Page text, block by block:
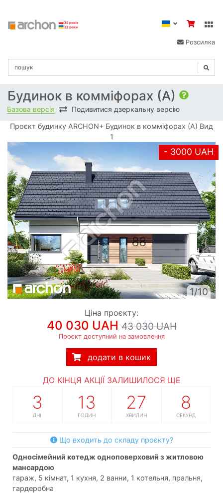
Розсилка
Будинок в комміфорах (А)
Базова версія Подивитися дзеркальну версію
Проєкт будинку ARCHON+ Будинок в комміфорах (А) Вид
1
- 3000 UAH
1/10
Ціна проєкту:
40 030 UAH43 030 UAH
Проєкт доступний на замовлення
додати в кошик
ДО КІНЦЯ АКЦІЇ ЗАЛИШИЛОСЯ ЩЕ
3
ДНІ
13
ГОДИН
27
ХВИЛИН
7
СЕКУНД
Що входить до складу проєкту?
односімейний котедж одноповерховий з житловою
мансардою
гараж, 5 кімнат, 1 кухня, 2 ванни, 1 котельня, пральня,
гардеробна